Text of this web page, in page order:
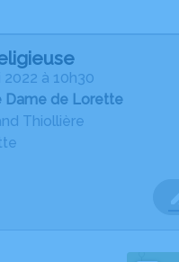
2022 à 10h30
Dame de Lorette
Thiollière